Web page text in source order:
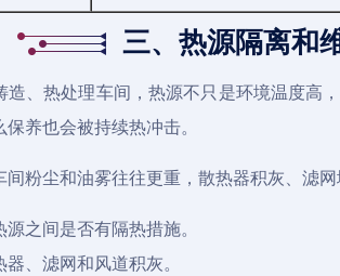
三、热源隔离和
造、热处理车间，热源不只是环境温度高
养也会被持续热冲击。
间粉尘和油雾往往更重，散热器积灰、滤
之间是否有隔热措施。
、滤网和风道积灰。